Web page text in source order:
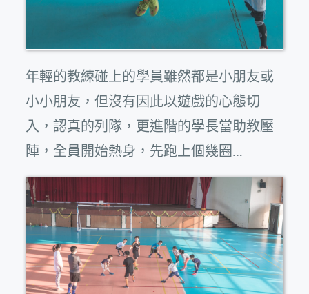
年輕的教練碰上的學員雖然都是小朋友或
小小朋友，但沒有因此以遊戲的心態切
入，認真的列隊，更進階的學長當助教壓
陣，全員開始熱身，先跑上個幾圈…